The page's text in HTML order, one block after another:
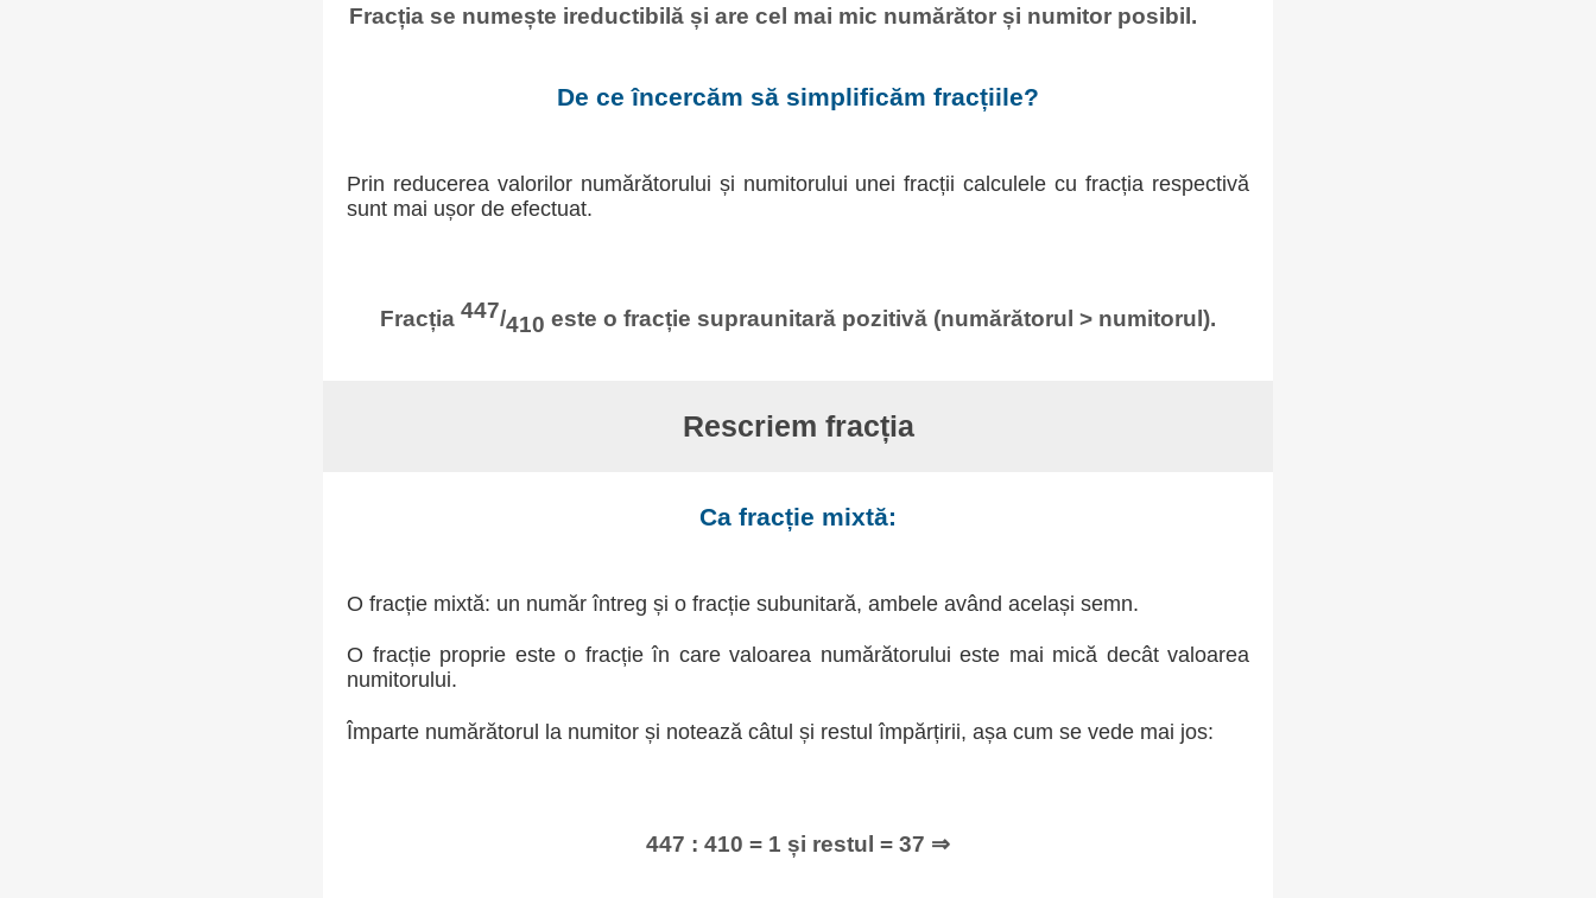
Fracția se numește ireductibilă și are cel mai mic numărător și numitor posibil.
De ce încercăm să simplificăm fracțiile?
Prin reducerea valorilor numărătorului și numitorului unei fracții calculele cu fracția respectivă
sunt mai ușor de efectuat.
Fracția 447/410 este o fracție supraunitară pozitivă (numărătorul > numitorul).
Rescriem fracția
Ca fracție mixtă:
O fracție mixtă: un număr întreg și o fracție subunitară, ambele având același semn.
O fracție proprie este o fracție în care valoarea numărătorului este mai mică decât valoarea
numitorului.
Împarte numărătorul la numitor și notează câtul și restul împărțirii, așa cum se vede mai jos:
447 : 410 = 1 și restul = 37 ⇒